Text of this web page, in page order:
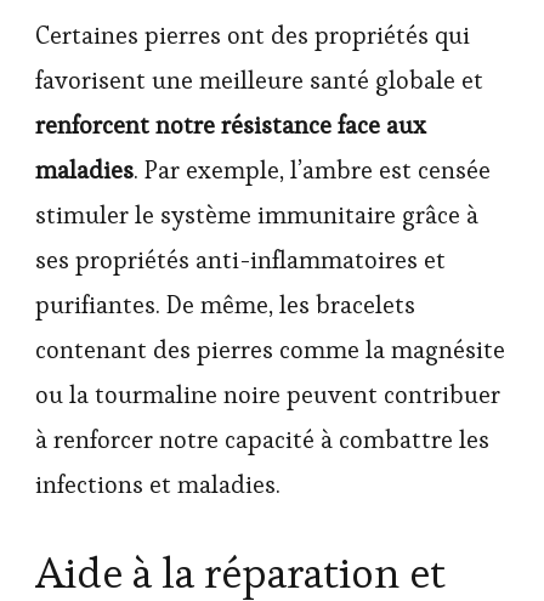
Certaines pierres ont des propriétés qui
favorisent une meilleure santé globale et
renforcent notre résistance face aux
maladies. Par exemple, l’ambre est censée
stimuler le système immunitaire grâce à
ses propriétés anti-inflammatoires et
purifiantes. De même, les bracelets
contenant des pierres comme la magnésite
ou la tourmaline noire peuvent contribuer
à renforcer notre capacité à combattre les
infections et maladies.
Aide à la réparation et